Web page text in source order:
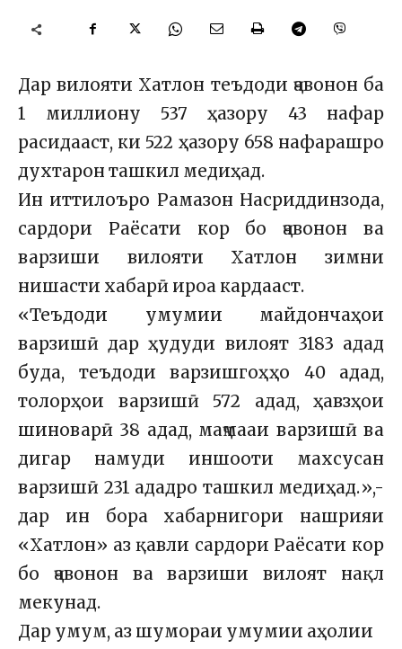
Дар вилояти Хатлон теъдоди ҷавонон ба
1 миллиону 537 ҳазору 43 нафар
расидааст, ки 522 ҳазору 658 нафарашро
духтарон ташкил медиҳад.
Ин иттилоъро Рамазон Насриддинзода,
сардори Раёсати кор бо ҷавонон ва
варзиши вилояти Хатлон зимни
нишасти хабарӣ ироа кардааст.
«Теъдоди умумии майдончаҳои
варзишӣ дар ҳудуди вилоят 3183 адад
буда, теъдоди варзишгоҳҳо 40 адад,
толорҳои варзишӣ 572 адад, ҳавзҳои
шиноварӣ 38 адад, маҷмааи варзишӣ ва
дигар намуди иншооти махсусан
варзишӣ 231 ададро ташкил медиҳад.»,-
дар ин бора хабарнигори нашрияи
«Хатлон» аз қавли сардори Раёсати кор
бо ҷавонон ва варзиши вилоят нақл
мекунад.
Дар умум, аз шумораи умумии аҳолии